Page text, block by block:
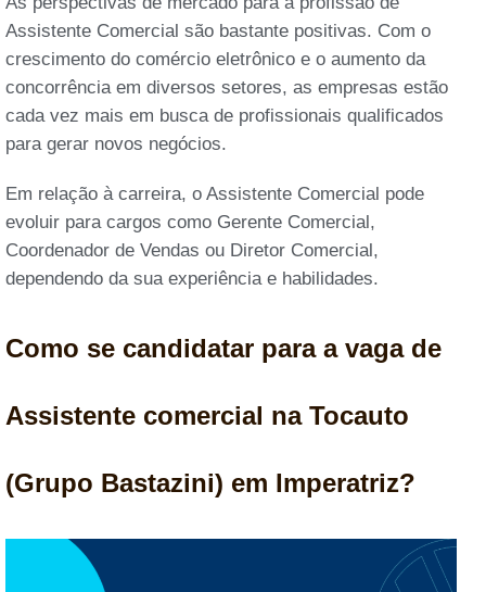
Assistente Comercial são bastante positivas. Com o
crescimento do comércio eletrônico e o aumento da
concorrência em diversos setores, as empresas estão
cada vez mais em busca de profissionais qualificados
para gerar novos negócios.
Em relação à carreira, o Assistente Comercial pode
evoluir para cargos como Gerente Comercial,
Coordenador de Vendas ou Diretor Comercial,
dependendo da sua experiência e habilidades.
Como se candidatar para a vaga de
Assistente comercial na Tocauto
(Grupo Bastazini) em Imperatriz?